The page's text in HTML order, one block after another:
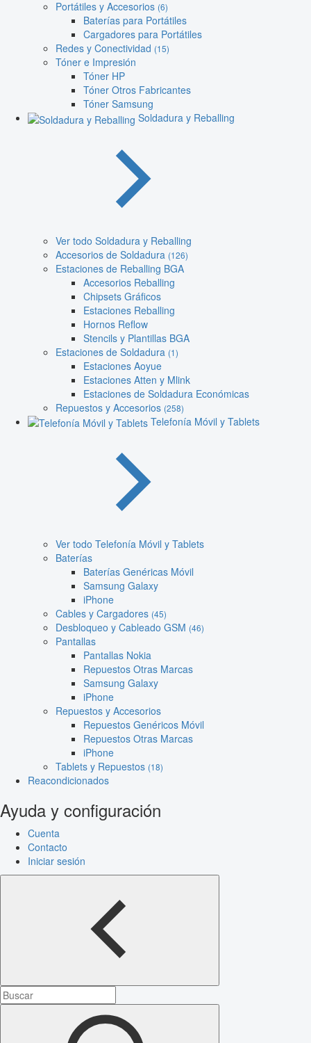
Portátiles y Accesorios (6)
Baterías para Portátiles
Cargadores para Portátiles
Redes y Conectividad (15)
Tóner e Impresión
Tóner HP
Tóner Otros Fabricantes
Tóner Samsung
Soldadura y Reballing
Ver todo Soldadura y Reballing
Accesorios de Soldadura (126)
Estaciones de Reballing BGA
Accesorios Reballing
Chipsets Gráficos
Estaciones Reballing
Hornos Reflow
Stencils y Plantillas BGA
Estaciones de Soldadura (1)
Estaciones Aoyue
Estaciones Atten y Mlink
Estaciones de Soldadura Económicas
Repuestos y Accesorios (258)
Telefonía Móvil y Tablets
Ver todo Telefonía Móvil y Tablets
Baterías
Baterías Genéricas Móvil
Samsung Galaxy
iPhone
Cables y Cargadores (45)
Desbloqueo y Cableado GSM (46)
Pantallas
Pantallas Nokia
Repuestos Otras Marcas
Samsung Galaxy
iPhone
Repuestos y Accesorios
Repuestos Genéricos Móvil
Repuestos Otras Marcas
iPhone
Tablets y Repuestos (18)
Reacondicionados
Ayuda y configuración
Cuenta
Contacto
Iniciar sesión